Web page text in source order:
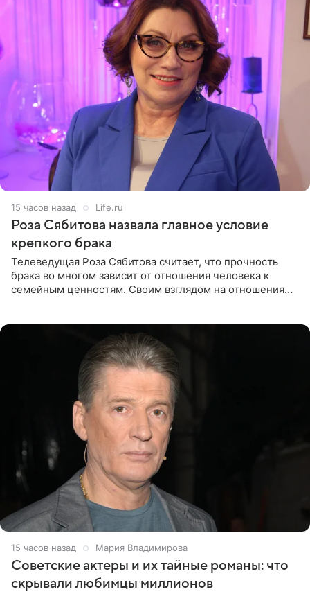
15 часов назад Life.ru
Роза Сябитова назвала главное условие
крепкого брака
Телеведущая Роза Сябитова считает, что прочность
брака во многом зависит от отношения человека к
семейным ценностям. Своим взглядом на отношения
15 часов назад Мария Владимирова
Советские актеры и их тайные романы: что
скрывали любимцы миллионов